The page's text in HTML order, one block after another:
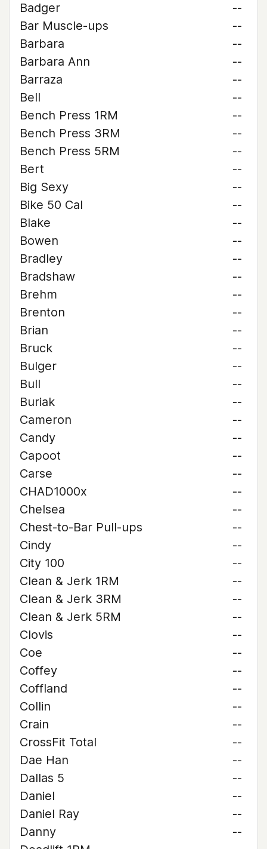
Badger
--
Bar Muscle-ups
--
Barbara
--
Barbara Ann
--
Barraza
--
Bell
--
Bench Press 1RM
--
Bench Press 3RM
--
Bench Press 5RM
--
Bert
--
Big Sexy
--
Bike 50 Cal
--
Blake
--
Bowen
--
Bradley
--
Bradshaw
--
Brehm
--
Brenton
--
Brian
--
Bruck
--
Bulger
--
Bull
--
Buriak
--
Cameron
--
Candy
--
Capoot
--
Carse
--
CHAD1000x
--
Chelsea
--
Chest-to-Bar Pull-ups
--
Cindy
--
City 100
--
Clean & Jerk 1RM
--
Clean & Jerk 3RM
--
Clean & Jerk 5RM
--
Clovis
--
Coe
--
Coffey
--
Coffland
--
Collin
--
Crain
--
CrossFit Total
--
Dae Han
--
Dallas 5
--
Daniel
--
Daniel Ray
--
Danny
--